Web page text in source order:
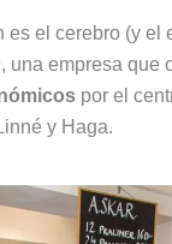
es el cerebro (y el
, una empresa que
por el
y Haga.